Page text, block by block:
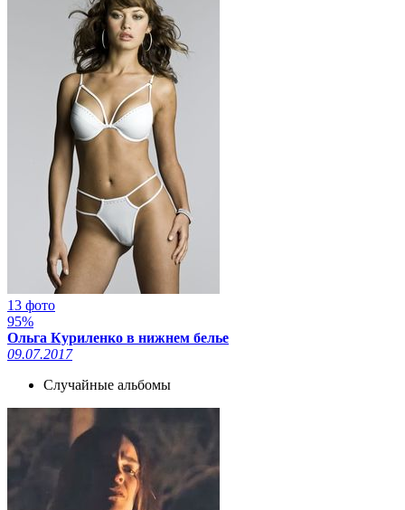
13 фото
95%
Ольга Куриленко в нижнем белье
09.07.2017
Случайные альбомы